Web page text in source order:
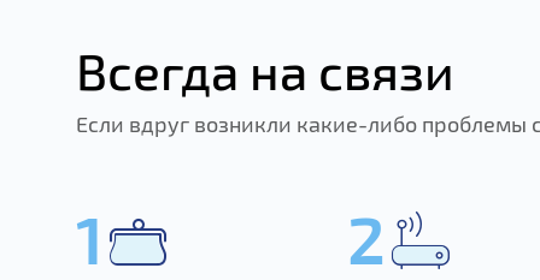
Всегда на связи
Если вдруг возникли какие-либо проблемы
1 2